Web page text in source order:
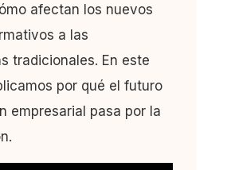
afectan los nuevos
a las
tradicionales. En este
por qué el futuro
empresarial pasa por la